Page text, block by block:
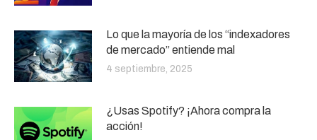
Lo que la mayoría de los “indexadores
de mercado” entiende mal
4 septiembre, 2025
¿Usas Spotify? ¡Ahora compra la
acción!